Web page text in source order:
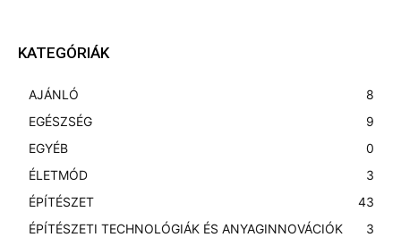
KATEGÓRIÁK
AJÁNLÓ
8
EGÉSZSÉG
9
EGYÉB
0
ÉLETMÓD
3
ÉPÍTÉSZET
43
ÉPÍTÉSZETI TECHNOLÓGIÁK ÉS ANYAGINNOVÁCIÓK
3